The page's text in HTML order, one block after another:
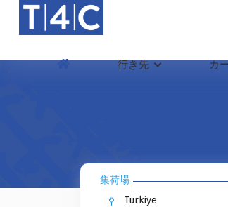
行き先 カ
集荷場
Türkiye